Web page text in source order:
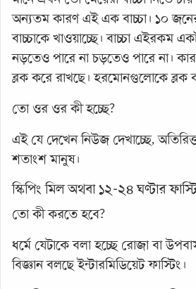
অন্যতম কারণ এই এক বাচ্চা। ১০
বাচ্চাকে খাওয়াচ্ছে। বাচ্চা এইরকম
নড়তেও পারে না চড়তেও পারে না।
ব্লক করে রাখছে। হরমোনগুলোকে ব্লক
তো ওর ওর কী হচ্ছে?
এই যে দেখেন নিউজ দেখাচ্ছে, অতিরিক্ত
শতাংশ মানুষ।
স্কিপিং মিল অথবা ১২-২৪ ঘণ্টার
তো কী করতে হবে?
ধর্মে যেটাকে বলা হচ্ছে রোজা বা
বিজ্ঞান বলছে ইন্টারমিডিয়েট ফাস্টিং।